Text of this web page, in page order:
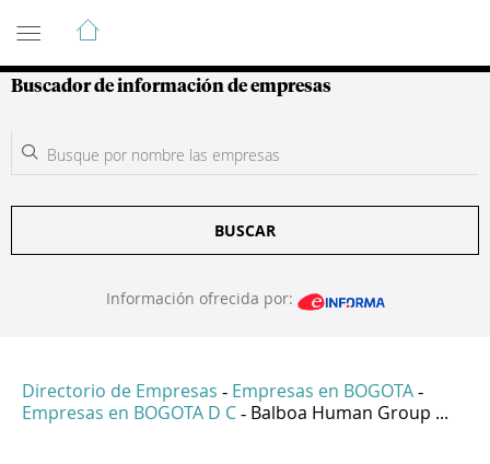
Guía de Empresas Colombianas
Buscador de información de empresas
BUSCAR
Información ofrecida por:
Directorio de Empresas - Empresas en BOGOTA -
Empresas en BOGOTA D C - Balboa Human Group ...